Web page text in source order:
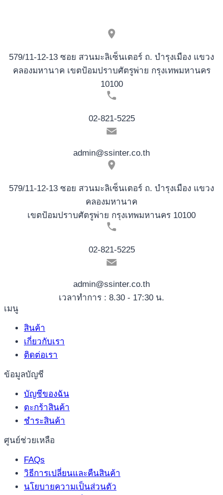
579/11-12-13 ซอย สวนมะลิเซ็นเตอร์ ถ. บำรุงเมือง แขวง
คลองมหานาค เขตป้อมปราบศัตรูพ่าย กรุงเทพมหานคร
10100
02-821-5225
admin@ssinter.co.th
579/11-12-13 ซอย สวนมะลิเซ็นเตอร์ ถ. บำรุงเมือง แขวง
คลองมหานาค
เขตป้อมปราบศัตรูพ่าย กรุงเทพมหานคร 10100
02-821-5225
admin@ssinter.co.th
เวลาทำการ : 8.30 - 17:30 น.
เมนู
สินค้า
เกี่ยวกับเรา
ติดต่อเรา
ข้อมูลบัญชี
บัญชีของฉัน
ตะกร้าสินค้า
ชำระสินค้า
ศูนย์ช่วยเหลือ
FAQs
วิธีการเปลี่ยนและคืนสินค้า
นโยบายความเป็นส่วนตัว